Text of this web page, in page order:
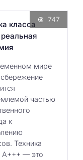
класса
мире
частью
к
Техника
А+++ — это
747